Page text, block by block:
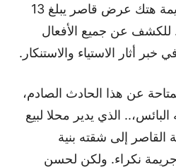
يشتبه في تورطه في جريمة هتك عرض قاصر يبلغ 13
للكشف عن جميع الأفعال
خبر أثار الاستياء والاستنكار.
عن هذا الحادث الصادم،
الذي يدير محلا لبيع
إلى شقته بنية
جريمة نكراء. ولكن لحسن